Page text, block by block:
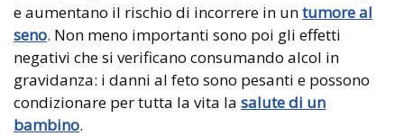
e aumentano il rischio di incorrere in untumore al
seno. Non meno importanti sono poi gli effetti
negativi che si verificano consumando alcol in
gravidanza: i danni al feto sono pesanti e possono
condizionare per tutta la vita la salute di un
bambino.